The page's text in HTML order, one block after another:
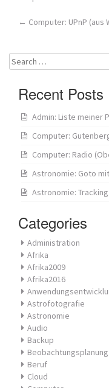
Post
← Computer: UPnP (aus
Search
for:
Recent Posts
Admin: Liste meiner
Computer:
Computer: Radio
Astronomie: Goto
Astronomie:
Categories
Administration
Afrika
Afrika2009
Afrika2016
Astrofotografie
Astronomie
Audio
Backup
Beobachtungsplanung
Beruf
Cloud